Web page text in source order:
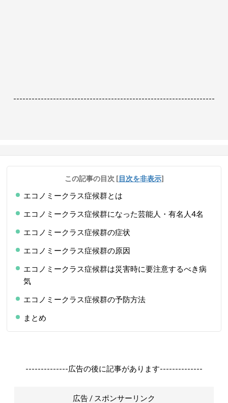
------------------------------------------------------------------
この記事の目次 [目次を非表示]
エコノミークラス症候群とは
エコノミークラス症候群になった芸能人・有名人4名
エコノミークラス症候群の症状
エコノミークラス症候群の原因
エコノミークラス症候群は災害時に要注意するべき病
気
エコノミークラス症候群の予防方法
まとめ
--------------広告の後に記事があります--------------
広告 / スポンサーリンク